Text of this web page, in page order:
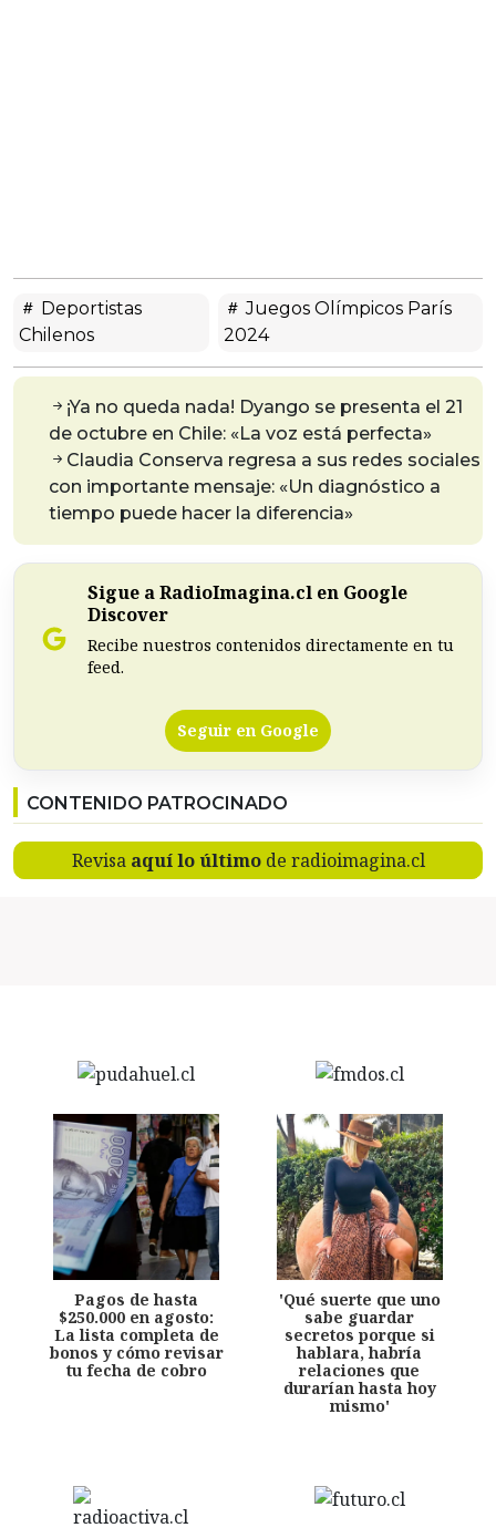
Deportistas
Chilenos
Juegos Olímpicos París
2024
¡Ya no queda nada! Dyango se presenta el 21
de octubre en Chile: «La voz está perfecta»
Claudia Conserva regresa a sus redes sociales
con importante mensaje: «Un diagnóstico a
tiempo puede hacer la diferencia»
Sigue a RadioImagina.cl en Google
Discover
Recibe nuestros contenidos directamente en tu
feed.
Seguir en Google
CONTENIDO PATROCINADO
Revisa aquí lo últimode radioimagina.cl
Pagos de hasta
$250.000 en agosto:
La lista completa de
bonos y cómo revisar
tu fecha de cobro
'Qué suerte que uno
sabe guardar
secretos porque si
hablara, habría
relaciones que
durarían hasta hoy
mismo'